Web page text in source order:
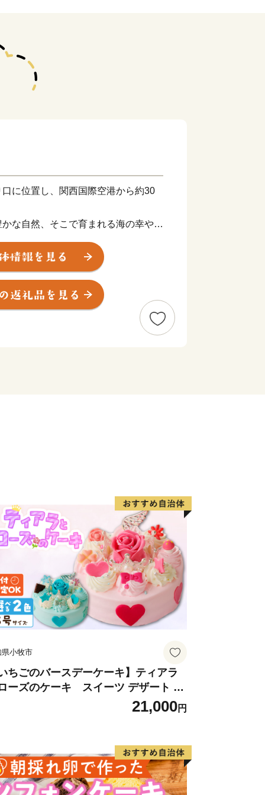
に位置し、関西国際空港から約30
な自然、そこで育まれる海の幸や山
をもっています。
居城・和歌山城や、平成29年度日
」が認定されるなど、万葉の時代か
す。
県小牧市
いちごのバースデーケーキ】ティアラ
ーズのケーキ スイーツ デザート 洋
子 お取り寄せ 愛知県 小牧市 送料無料
生日 クリスマス お祝い ばら 花 フラワ
21,000円